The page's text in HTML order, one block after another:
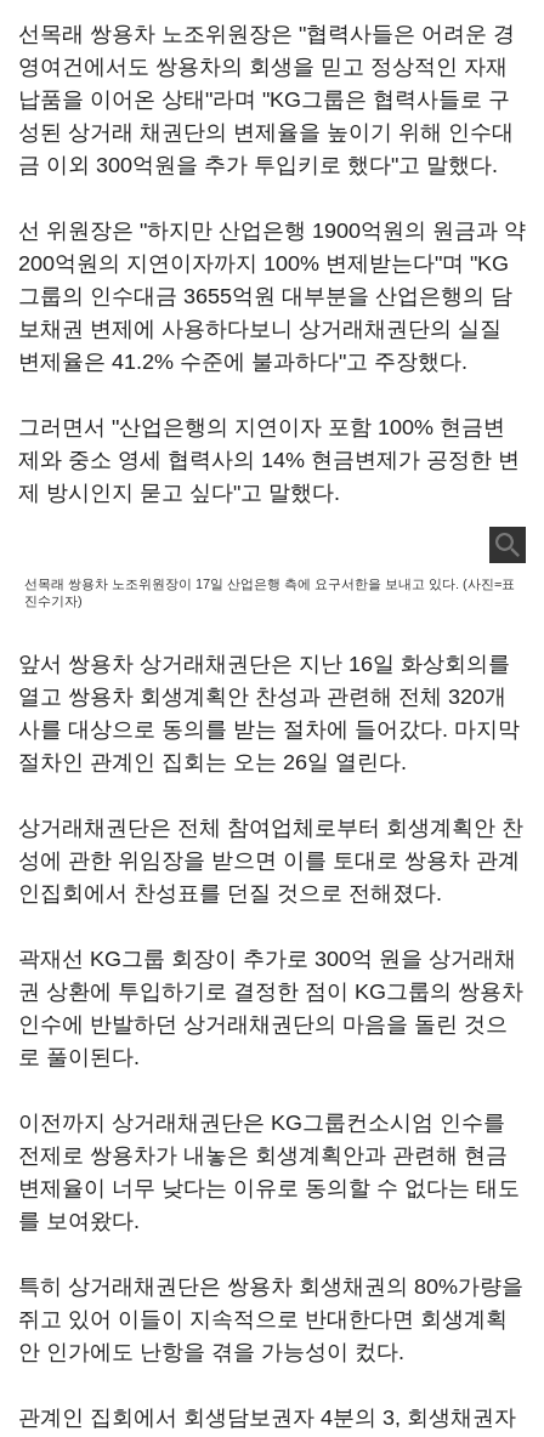
선목래 쌍용차 노조위원장은 "협력사들은 어려운 경
영여건에서도 쌍용차의 회생을 믿고 정상적인 자재
납품을 이어온 상태"라며 "KG그룹은 협력사들로 구
성된 상거래 채권단의 변제율을 높이기 위해 인수대
금 이외 300억원을 추가 투입키로 했다"고 말했다.
선 위원장은 "하지만 산업은행 1900억원의 원금과 약
200억원의 지연이자까지 100% 변제받는다"며 "KG
그룹의 인수대금 3655억원 대부분을 산업은행의 담
보채권 변제에 사용하다보니 상거래채권단의 실질
변제율은 41.2% 수준에 불과하다"고 주장했다.
그러면서 "산업은행의 지연이자 포함 100% 현금변
제와 중소 영세 협력사의 14% 현금변제가 공정한 변
제 방시인지 묻고 싶다"고 말했다.
선목래 쌍용차 노조위원장이 17일 산업은행 측에 요구서한을 보내고 있다. (사진=표
진수기자)
앞서 쌍용차 상거래채권단은 지난 16일 화상회의를
열고 쌍용차 회생계획안 찬성과 관련해 전체 320개
사를 대상으로 동의를 받는 절차에 들어갔다. 마지막
절차인 관계인 집회는 오는 26일 열린다.
상거래채권단은 전체 참여업체로부터 회생계획안 찬
성에 관한 위임장을 받으면 이를 토대로 쌍용차 관계
인집회에서 찬성표를 던질 것으로 전해졌다.
곽재선 KG그룹 회장이 추가로 300억 원을 상거래채
권 상환에 투입하기로 결정한 점이 KG그룹의 쌍용차
인수에 반발하던 상거래채권단의 마음을 돌린 것으
로 풀이된다.
이전까지 상거래채권단은 KG그룹컨소시엄 인수를
전제로 쌍용차가 내놓은 회생계획안과 관련해 현금
변제율이 너무 낮다는 이유로 동의할 수 없다는 태도
를 보여왔다.
특히 상거래채권단은 쌍용차 회생채권의 80%가량을
쥐고 있어 이들이 지속적으로 반대한다면 회생계획
안 인가에도 난항을 겪을 가능성이 컸다.
관계인 집회에서 회생담보권자 4분의 3, 회생채권자